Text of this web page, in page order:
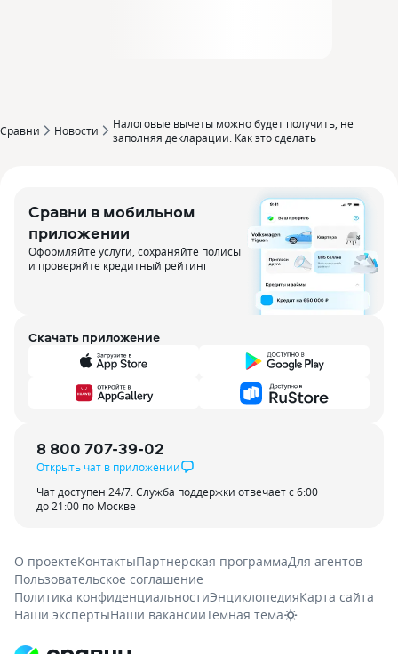
Сравни Новости
Налоговые вычеты можно будет получить, не
заполняя декларации. Как это сделать
Сравни в мобильном
приложении
Оформляйте услуги, сохраняйте полисы
и проверяйте кредитный рейтинг
Скачать приложение
8 800 707-39-02
Открыть чат в приложении
Чат доступен 24/7. Служба поддержки отвечает с 6:00
до 21:00 по Москве
О проектеКонтактыПартнерская программаДля агентов
Пользовательское соглашение
Политика конфиденциальностиЭнциклопедияКарта сайта
Наши экспертыНаши вакансииТёмная тема